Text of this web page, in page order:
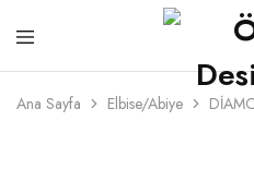
Ana Sayfa Elbise/Abiye